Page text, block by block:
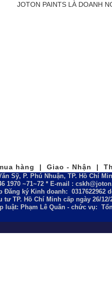
JOTON PAINTS LÀ DOANH
hàng | Giao - Nhận |
Sỹ, P. Phú Nhuận, TP. Hồ Chí
1970 ~71~72 * E-mail :
Đăng ký Kinh doanh: 0317622962
tư TP. Hồ Chí Minh cấp ngày 26/12/
luật: Phạm Lê Quân - chức vụ: